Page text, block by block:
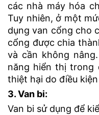
các nhà máy hóa
Tuy nhiên, ở một
dụng van cổng cho
cổng được chia
và cần không
năng hiển thị trong
thiệt hại do điều
3. Van bi:
Van bi sử dụng để